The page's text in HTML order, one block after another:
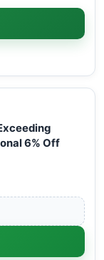
6% Off